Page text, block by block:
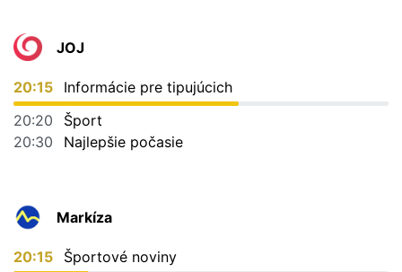
JOJ
20:15
Informácie pre tipujúcich
20:20
Šport
20:30
Najlepšie počasie
Markíza
20:15
Športové noviny